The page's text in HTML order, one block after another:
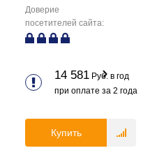
Доверие
посетителей сайта:
14 581 Руб. в год
при оплате за 2 года
Купить